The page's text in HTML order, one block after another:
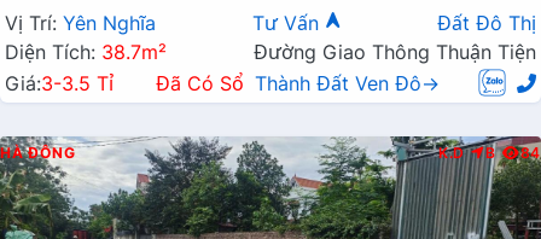
Vị Trí: Yên Nghĩa Tư Vấn
Đất Đô Thị
Diện Tích: 38.7m²
Đường Giao Thông Thuận Tiện
Giá:3-3.5 Tỉ Đã Có Sổ Thành Đất Ven Đô→
HÀ ĐÔNG K.D B 84